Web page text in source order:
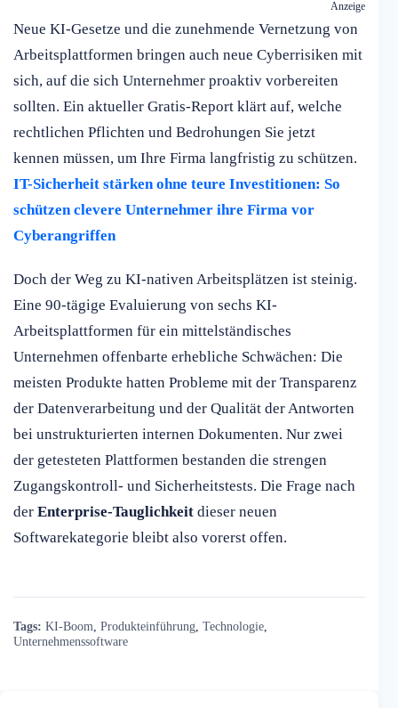
Anzeige
Neue KI-Gesetze und die zunehmende Vernetzung von
Arbeitsplattformen bringen auch neue Cyberrisiken mit
sich, auf die sich Unternehmer proaktiv vorbereiten
sollten. Ein aktueller Gratis-Report klärt auf, welche
rechtlichen Pflichten und Bedrohungen Sie jetzt
kennen müssen, um Ihre Firma langfristig zu schützen.
IT-Sicherheit stärken ohne teure Investitionen: So
schützen clevere Unternehmer ihre Firma vor
Cyberangriffen
Doch der Weg zu KI-nativen Arbeitsplätzen ist steinig.
Eine 90-tägige Evaluierung von sechs KI-
Arbeitsplattformen für ein mittelständisches
Unternehmen offenbarte erhebliche Schwächen: Die
meisten Produkte hatten Probleme mit der Transparenz
der Datenverarbeitung und der Qualität der Antworten
bei unstrukturierten internen Dokumenten. Nur zwei
der getesteten Plattformen bestanden die strengen
Zugangskontroll- und Sicherheitstests. Die Frage nach
der Enterprise-Tauglichkeit dieser neuen
Softwarekategorie bleibt also vorerst offen.
Tags: KI-Boom Produkteinführung Technologie
Unternehmenssoftware